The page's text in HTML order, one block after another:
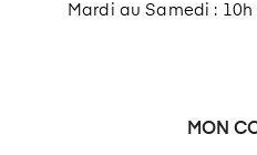
Mardi au Samedi :
MON